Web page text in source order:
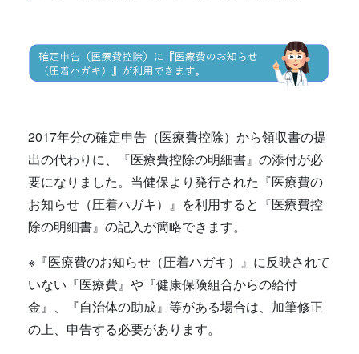
2017年分の確定申告（医療費控除）から領収書の提
出の代わりに、『医療費控除の明細書』の添付が必
要になりました。当健保より発行された『医療費の
お知らせ（圧着ハガキ）』を利用すると『医療費控
除の明細書』の記入が簡略できます。
※『医療費のお知らせ（圧着ハガキ）』に反映されて
いない『医療費』や『健康保険組合からの給付
金』、『自治体の助成』等がある場合は、加筆修正
の上、申告する必要があります。